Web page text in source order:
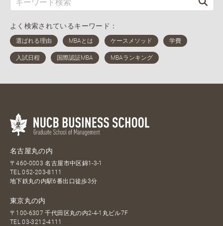
よく検索されているキーワード：
名古屋丸の内
〒460-0003 名古屋市中区錦1-3-1
TEL052-203-8111
地下鉄丸の内駅6番出口徒歩3分
東京丸の内
〒100-6307 千代田区丸の内2-4-1丸ビル7F
TEL03-3212-4111